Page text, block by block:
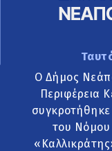
Ο Δήμος
Περιφέρεια
συγκροτήθηκε
του